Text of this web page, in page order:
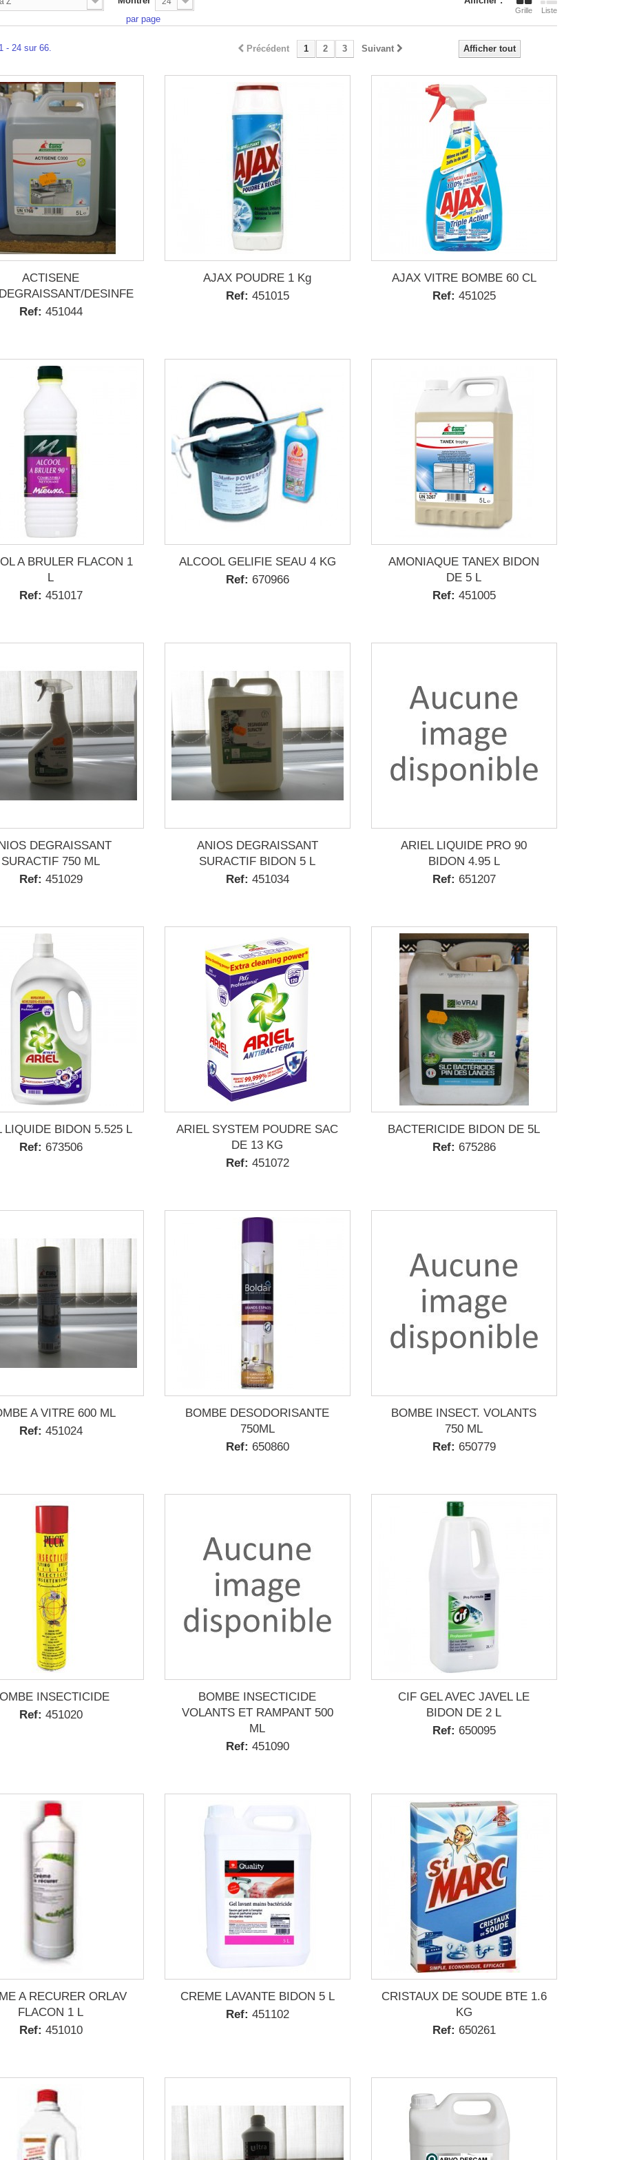
Grille Liste
par page
Afficher tout
Précédent 1 2 3 Suivant
- 24 sur 66.
ACTISENE
DESINFECTANT
Ref: 451044
AJAX POUDRE 1 Kg
Ref: 451015
AJAX VITRE BOMBE 60 CL
Ref: 451025
A BRULER FLACON 1
L
Ref: 451017
ALCOOL GELIFIE SEAU 4 KG
Ref: 670966
AMONIAQUE TANEX BIDON
DE 5 L
Ref: 451005
DEGRAISSANT
SURACTIF 750 ML
Ref: 451029
ANIOS DEGRAISSANT
SURACTIF BIDON 5 L
Ref: 451034
ARIEL LIQUIDE PRO 90
BIDON 4.95 L
Ref: 651207
LIQUIDE BIDON 5.525 L
Ref: 673506
ARIEL SYSTEM POUDRE SAC
DE 13 KG
Ref: 451072
BACTERICIDE BIDON DE 5L
Ref: 675286
A VITRE 600 ML
Ref: 451024
BOMBE DESODORISANTE
750ML
Ref: 650860
BOMBE INSECT. VOLANTS
750 ML
Ref: 650779
INSECTICIDE
Ref: 451020
BOMBE INSECTICIDE
VOLANTS ET RAMPANT 500
ML
Ref: 451090
CIF GEL AVEC JAVEL LE
BIDON DE 2 L
Ref: 650095
A RECURER ORLAV
FLACON 1 L
Ref: 451010
CREME LAVANTE BIDON 5 L
Ref: 451102
CRISTAUX DE SOUDE BTE 1.6
KG
Ref: 650261